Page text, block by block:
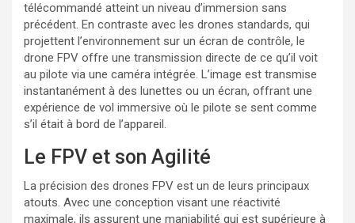
télécommandé atteint un niveau d’immersion sans
précédent. En contraste avec les drones standards, qui
projettent l’environnement sur un écran de contrôle, le
drone FPV offre une transmission directe de ce qu’il voit
au pilote via une caméra intégrée. L’image est transmise
instantanément à des lunettes ou un écran, offrant une
expérience de vol immersive où le pilote se sent comme
s’il était à bord de l’appareil.
Le FPV et son Agilité
La précision des drones FPV est un de leurs principaux
atouts. Avec une conception visant une réactivité
maximale, ils assurent une maniabilité qui est supérieure à